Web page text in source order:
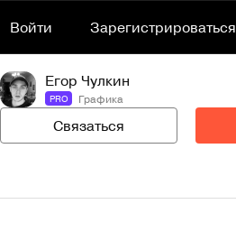
Войти Зарегистрироваться
Егор Чулкин
PRO Графика
Связаться